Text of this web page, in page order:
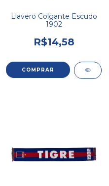
Llavero Colgante Escudo
1902
R$14,58